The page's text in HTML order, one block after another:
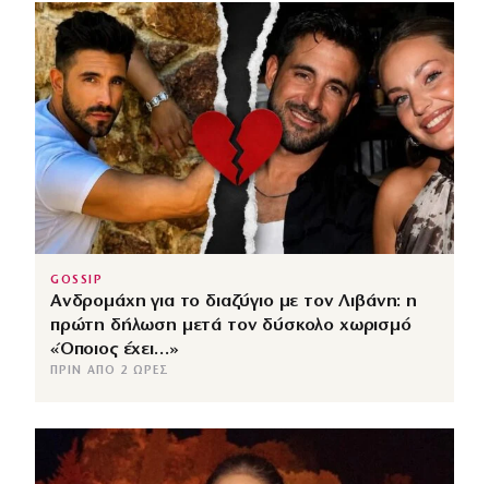
GOSSIP
Ανδρομάχη για το διαζύγιο με τον Λιβάνη: η
πρώτη δήλωση μετά τον δύσκολο χωρισμό
«Όποιος έχει…»
ΠΡΙΝ ΑΠΌ 2 ΏΡΕΣ